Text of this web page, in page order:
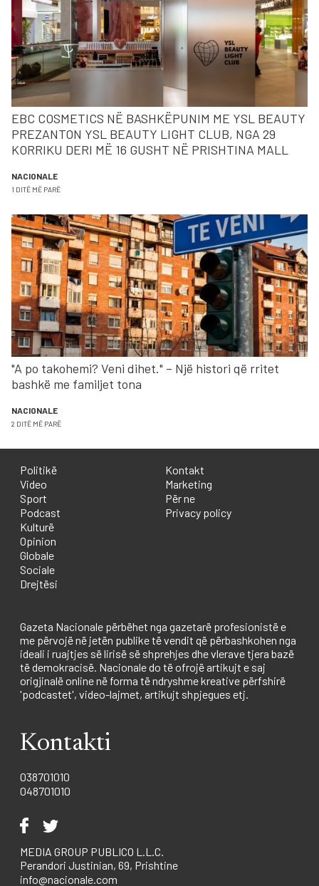
EBC COSMETICS NË BASHKËPUNIM ME YSL BEAUTY
PREZANTON YSL BEAUTY LIGHT CLUB, NGA 29
KORRIKU DERI MË 16 GUSHT NË PRISHTINA MALL
NACIONALE
1 DITË MË PARË
"A po takohemi? Veni dihet." – Një histori që rritet
bashkë me familjet tona
NACIONALE
2 DITË MË PARË
Politikë
Video
Sport
Podcast
Kulturë
Opinion
Globale
Sociale
Drejtësi
Kontakt
Marketing
Për ne
Privacy policy
Gazeta Nacionale përbëhet nga gazetarë profesionistë e
me përvojë në jetën publike të vendit që përbashkohen nga
ideali i ruajtjes së lirisë së shprehjes dhe vlerave tjera bazë
të demokracisë. Nacionale do të ofrojë artikujt e saj
origjinalë online në forma të ndryshme kreative përfshirë
'podcastet', video-lajmet, artikujt shpjegues etj.
Kontakti
038701010
048701010
MEDIA GROUP PUBLICO L.L.C.
Perandori Justinian, 69, Prishtine
info@nacionale.com